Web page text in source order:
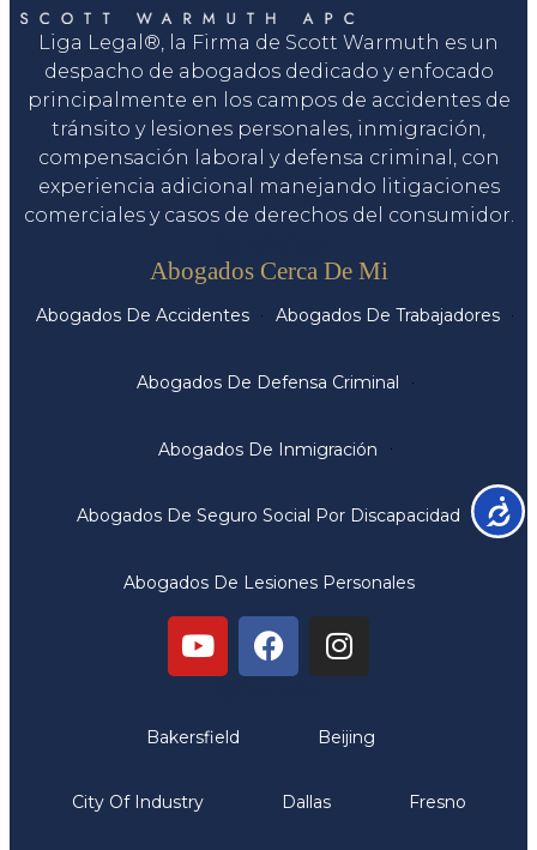
Liga Legal®, la Firma de Scott Warmuth es un
despacho de abogados dedicado y enfocado
principalmente en los campos de accidentes de
tránsito y lesiones personales, inmigración,
compensación laboral y defensa criminal, con
experiencia adicional manejando litigaciones
comerciales y casos de derechos del consumidor.
Abogados Cerca De Mi
Abogados De Accidentes Abogados De Trabajadores
Abogados De Defensa Criminal
Abogados De Inmigración
Abogados De Seguro Social Por Discapacidad
Abogados De Lesiones Personales
Bakersfield Beijing
City Of Industry Dallas Fresno